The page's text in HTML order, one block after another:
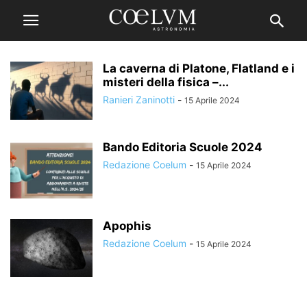
La caverna di Platone, Flatland e i
misteri della fisica –...
Ranieri Zaninotti - 15 Aprile 2024
Bando Editoria Scuole 2024
Redazione Coelum - 15 Aprile 2024
Apophis
Redazione Coelum - 15 Aprile 2024